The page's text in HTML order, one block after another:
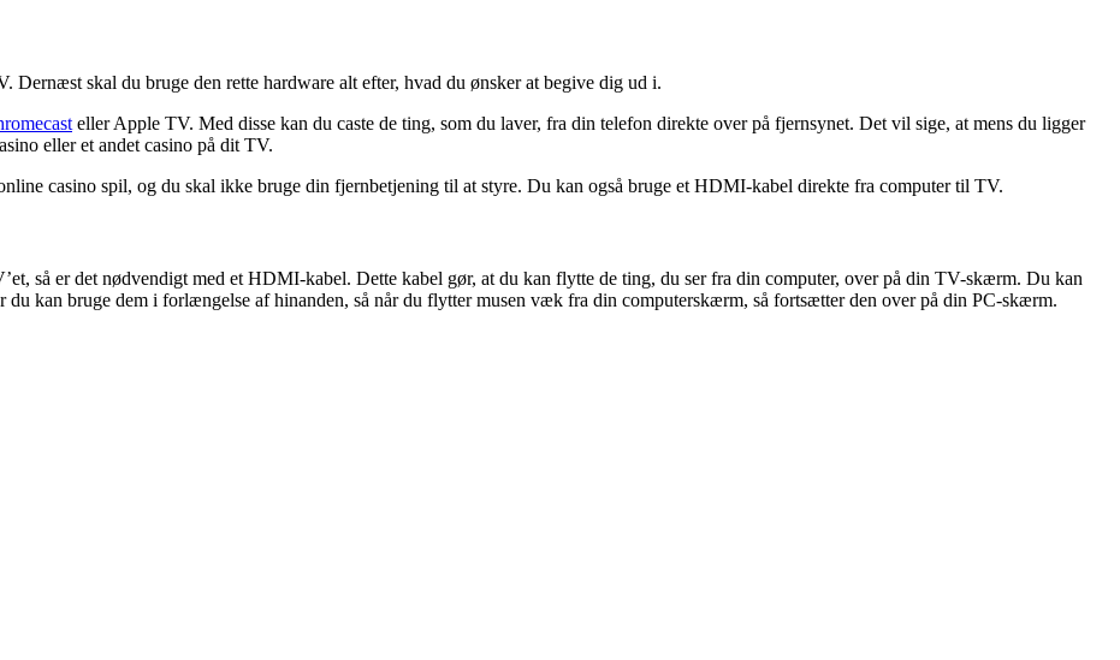
Dernæst skal du bruge den rette hardware alt efter, hvad du ønsker at begive dig ud i.
eller Apple TV. Med disse kan du caste de ting, som du laver, fra din telefon direkte over på fjernsynet. Det vil sige, at mens du ligger
eller et andet casino på dit TV.
casino spil, og du skal ikke bruge din fjernbetjening til at styre. Du kan også bruge et HDMI-kabel direkte fra computer til TV.
så er det nødvendigt med et HDMI-kabel. Dette kabel gør, at du kan flytte de ting, du ser fra din computer, over på din TV-skærm. Du kan
du kan bruge dem i forlængelse af hinanden, så når du flytter musen væk fra din computerskærm, så fortsætter den over på din PC-skærm.